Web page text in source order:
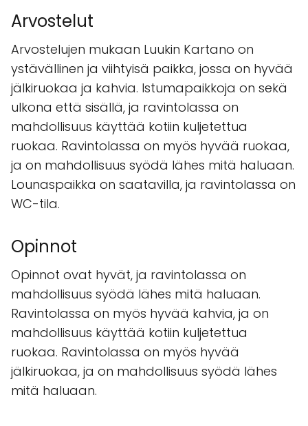
Arvostelut
Arvostelujen mukaan Luukin Kartano on
ystävällinen ja viihtyisä paikka, jossa on hyvää
jälkiruokaa ja kahvia. Istumapaikkoja on sekä
ulkona että sisällä, ja ravintolassa on
mahdollisuus käyttää kotiin kuljetettua
ruokaa. Ravintolassa on myös hyvää ruokaa,
ja on mahdollisuus syödä lähes mitä haluaan.
Lounaspaikka on saatavilla, ja ravintolassa on
WC-tila.
Opinnot
Opinnot ovat hyvät, ja ravintolassa on
mahdollisuus syödä lähes mitä haluaan.
Ravintolassa on myös hyvää kahvia, ja on
mahdollisuus käyttää kotiin kuljetettua
ruokaa. Ravintolassa on myös hyvää
jälkiruokaa, ja on mahdollisuus syödä lähes
mitä haluaan.